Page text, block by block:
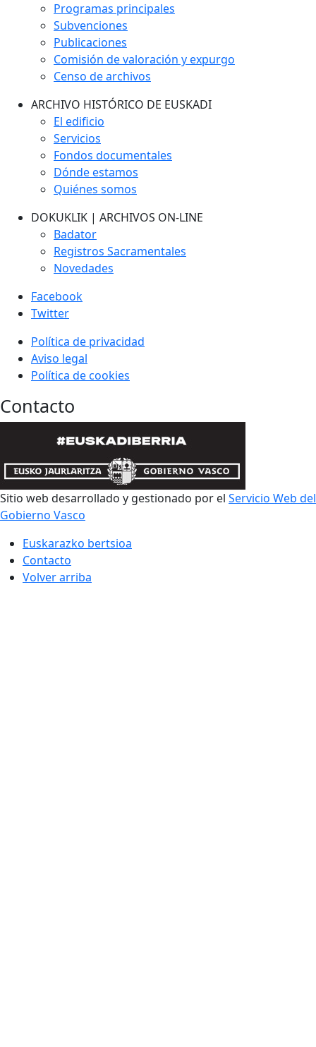
Programas principales
Subvenciones
Publicaciones
Comisión de valoración y expurgo
Censo de archivos
ARCHIVO HISTÓRICO DE EUSKADI
El edificio
Servicios
Fondos documentales
Dónde estamos
Quiénes somos
DOKUKLIK | ARCHIVOS ON-LINE
Badator
Registros Sacramentales
Novedades
Facebook
Twitter
Política de privacidad
Aviso legal
Política de cookies
Contacto
Sitio web desarrollado y gestionado por el Servicio Web del
Gobierno Vasco
Euskarazko bertsioa
Contacto
Volver arriba